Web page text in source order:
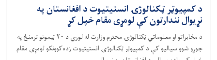
د کمپیوټر ټکنالوژۍ انستیتیوت د افغانستان په
نړیوال نندارتون کې لومړی مقام خپل کړ
د مخابراتو او معلوماتي ټکنالوژۍ محترم وزارت له لوري د ۲۰ ټیمونو ترمنځ په
جوړو شوو سیالیو کې د کمپیوټر ټکنالوژۍ انستیتیوت زده‌کوونکو لومړی مقام